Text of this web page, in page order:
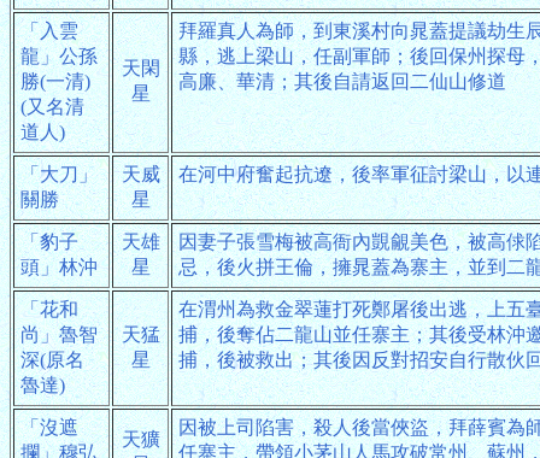
「入雲
龍」公孫
勝(一清)
(又名清
道人)
天閑
星
拜羅真人為師，到東溪村向晁蓋提議劫生
縣，逃上梁山，任副軍師；後回保州探母
高廉、華清；其後自請返回二仙山修道
「大刀」
關勝
天威
星
在河中府奮起抗遼，後率軍征討梁山，以
「豹子
頭」林沖
天雄
星
因妻子張雪梅被高衙內覬覦美色，被高俅
忌，後火拼王倫，擁晁蓋為寨主，並到二
「花和
尚」魯智
深(原名
魯達)
天猛
星
在渭州為救金翠蓮打死鄭屠後出逃，上五
捕，後奪佔二龍山並任寨主；其後受林沖
捕，後被救出；其後因反對招安自行散伙
「沒遮
攔」穆弘
天獷
因被上司陷害，殺人後當俠盜，拜薛賓為
任寨主，帶領小茅山人馬攻破常州、蘇州